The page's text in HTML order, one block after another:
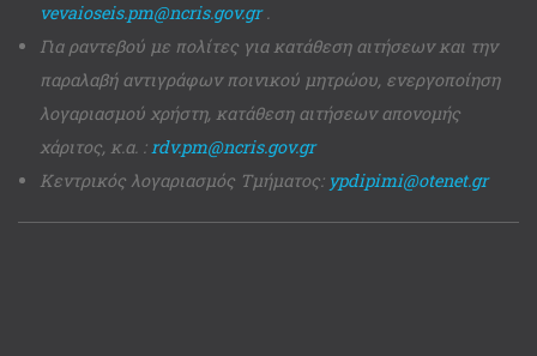
vevaioseis.pm@ncris.gov.gr.
Για ραντεβού με πολίτες για κατάθεση αιτήσεων και την
παραλαβή αντιγράφων ποινικού μητρώου, ενεργοποίηση
λογαριασμού χρήστη, κατάθεση αιτήσεων απονομής
χάριτος, κ.α. :rdv.pm@ncris.gov.gr
Κεντρικός λογαριασμός Τμήματος: ypdipimi@otenet.gr